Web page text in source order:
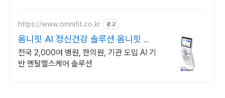
https://www.omnifit.co.kr 광고
옴니핏 AI 정신건강 솔루션 옴니핏 마
인드케어
전국 2,000여 병원, 한의원, 기관 도입 AI 기
반 멘탈헬스케어 솔루션